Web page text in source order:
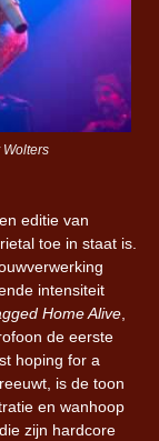
Wolters
editie van
toe in staat is.
intensiteit
Home Alive,
de eerste
hoping for a
is de toon
en wanhoop
zijn hardcore